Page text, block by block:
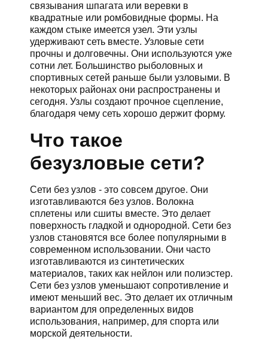
связывания шпагата или веревки в
квадратные или ромбовидные формы. На
каждом стыке имеется узел. Эти узлы
удерживают сеть вместе. Узловые сети
прочны и долговечны. Они используются уже
сотни лет. Большинство рыболовных и
спортивных сетей раньше были узловыми. В
некоторых районах они распространены и
сегодня. Узлы создают прочное сцепление,
благодаря чему сеть хорошо держит форму.
Что такое
безузловые сети?
Сети без узлов - это совсем другое. Они
изготавливаются без узлов. Волокна
сплетены или сшиты вместе. Это делает
поверхность гладкой и однородной. Сети без
узлов становятся все более популярными в
современном использовании. Они часто
изготавливаются из синтетических
материалов, таких как нейлон или полиэстер.
Сети без узлов уменьшают сопротивление и
имеют меньший вес. Это делает их отличным
вариантом для определенных видов
использования, например, для спорта или
морской деятельности.